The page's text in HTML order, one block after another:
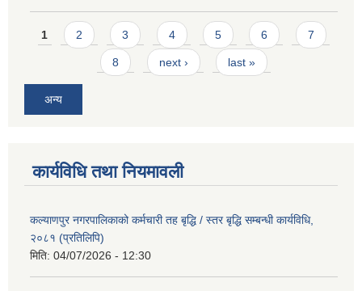
Pages
1 2 3 4 5 6 7
8 next › last »
अन्य
कार्यविधि तथा नियमावली
कल्याणपुर नगरपालिकाको कर्मचारी तह बृद्धि / स्तर बृद्धि सम्बन्धी कार्यविधि,
२०८१ (प्रतिलिपि)
मिति: 04/07/2026 - 12:30